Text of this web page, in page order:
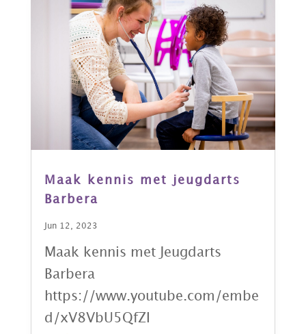
Maak kennis met jeugdarts
Barbera
Jun 12, 2023
Maak kennis met Jeugdarts
Barbera
https://www.youtube.com/embe
d/xV8VbU5QfZI